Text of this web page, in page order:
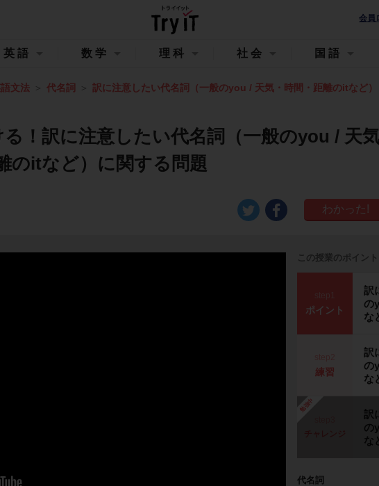
会員
英語 数学 理科 社会 国語
文法 代名詞 訳に注意したい代名詞（一般のyou / 天気・時間・距離のitなど）
！訳に注意したい代名詞（一般のyou / 天気
のitなど）に関する問題
この授業のポイン
ポイント
訳
の
な
練習
訳
の
な
勉強中
訳
の
な
代名詞